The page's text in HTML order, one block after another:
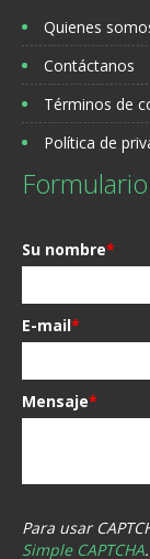
Quienes
Contáctanos
Términos de
Política de
Su nombre*
E-mail*
Mensaje*
Para usar
Simple CAPTCHA.